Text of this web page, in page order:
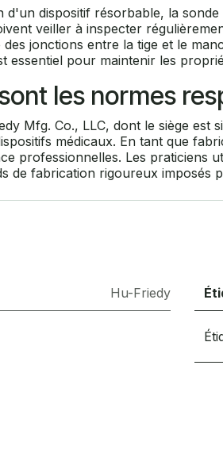
dispositif résorbable, la
veiller à inspecter
jonctions entre la tige et le
pour maintenir les
les normes
Mfg. Co., LLC, dont le siège
médicaux. En tant que
professionnelles. Les
de fabrication rigoureux imposés
Hu-Friedy